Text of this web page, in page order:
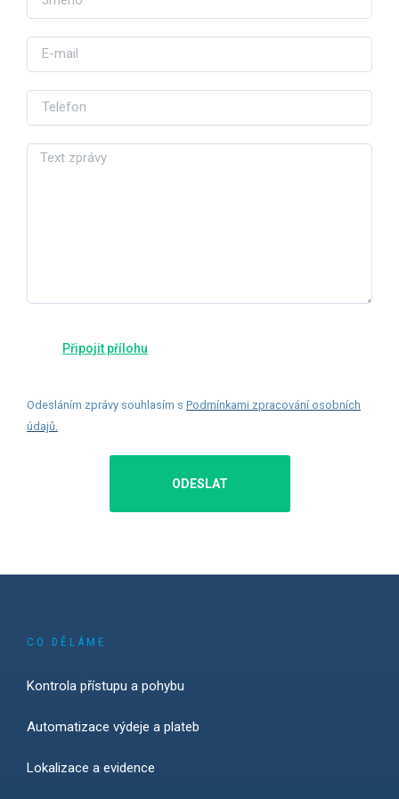
Odesláním zprávy souhlasím s Podmínkami zpracování osobních
údajů
ODESLAT
CO DĚLÁME
Kontrola přístupu a pohybu
Automatizace výdeje a plateb
Lokalizace a evidence